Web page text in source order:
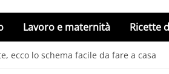
Lavoro e maternità Ricette
ecco lo schema facile da fare a casa